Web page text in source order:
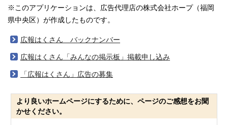
※このアプリケーションは、広告代理店の株式会社ホープ（福岡
県中央区）が作成したものです。
広報はくさん バックナンバー
広報はくさん「みんなの掲示板」掲載申し込み
「広報はくさん」広告の募集
より良いホームページにするために、ページのご感想をお聞
かせください。